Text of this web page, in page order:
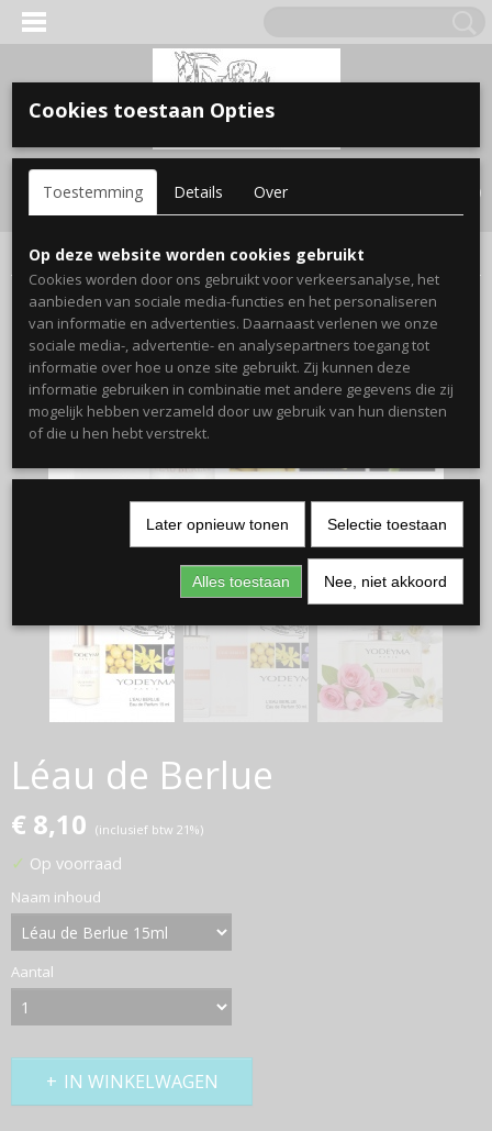
Inloggen Registreren
(0)
Home >Parfum & Cosmetica>Dames parfum>
Léau de Berlue
€ 8,10 (inclusief btw 21%)
✓ Op voorraad
Naam inhoud
Aantal
IN WINKELWAGEN
Cookies toestaan Opties
Toestemming Details Over
Op deze website worden cookies gebruikt
Cookies worden door ons gebruikt voor verkeersanalyse, het
aanbieden van sociale media-functies en het personaliseren
van informatie en advertenties. Daarnaast verlenen we onze
sociale media-, advertentie- en analysepartners toegang tot
informatie over hoe u onze site gebruikt. Zij kunnen deze
informatie gebruiken in combinatie met andere gegevens die zij
mogelijk hebben verzameld door uw gebruik van hun diensten
of die u hen hebt verstrekt.
Later opnieuw tonen Selectie toestaan
Alles toestaan Nee, niet akkoord